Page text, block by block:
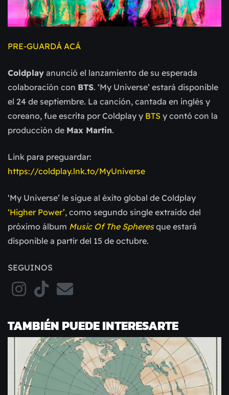
PRE-GUARDÁ ACÁ
Coldplay anunció el lanzamiento de su esperada
colaboración con BTS. ‘My Universe’ estará disponible
el 24 de septiembre. La canción, cantada en inglés y
coreano, fue escrita por Coldplay y BTS y contó con la
producción de Max Martin.
Link para preguardar:
https://coldplay.lnk.to/MyUniverse
‘My Universe’ le sigue al éxito global de Coldplay
‘Higher Power’, como segundo single extraído del
próximo álbum Music Of The Spheresque estará
disponible a partir del 15 de octubre.
SEGUINOS
TAMBIÉN PUEDE INTERESARTE